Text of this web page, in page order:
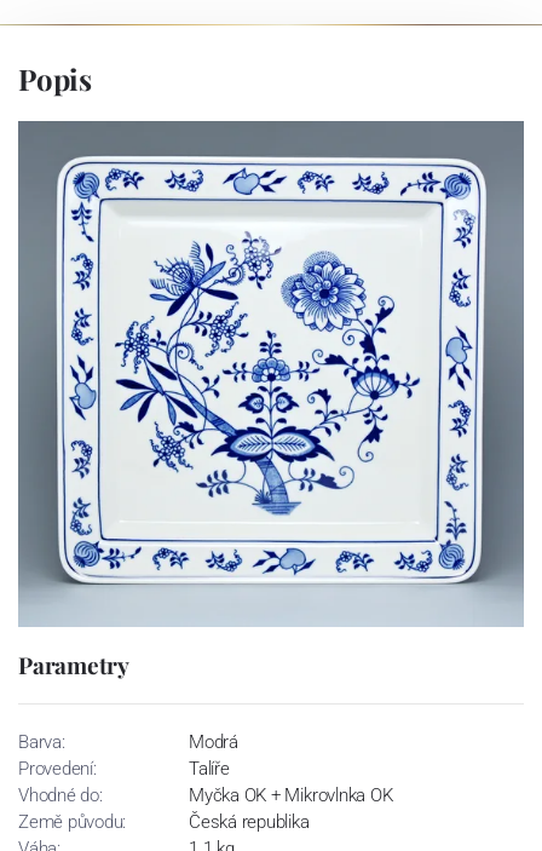
Popis
Parametry
Barva:
Modrá
Provedení:
Talíře
Vhodné do:
Myčka OK + Mikrovlnka OK
Země původu:
Česká republika